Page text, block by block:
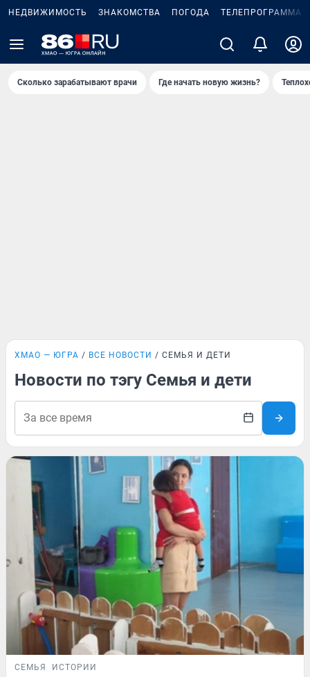
НЕДВИЖИМОСТЬ ЗНАКОМСТВА ПОГОДА ТЕЛЕПРОГРАММА
Сколько зарабатывают врачи Где начать новую жизнь?
ХМАО — ЮГРА ВСЕ НОВОСТИ СЕМЬЯ И ДЕТИ
Новости по тэгу Семья и дети
СЕМЬЯ ИСТОРИИ